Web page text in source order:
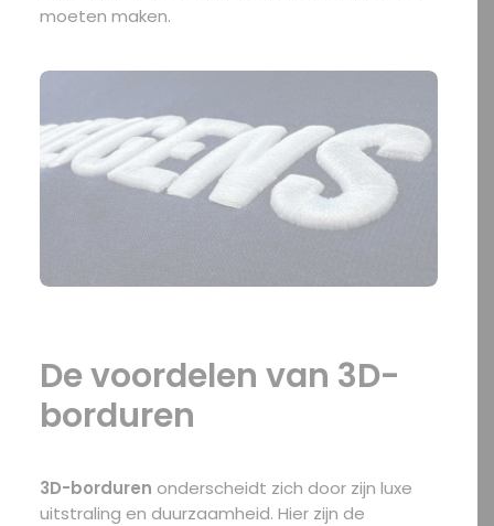
moeten maken.
De voordelen van 3D-
borduren
3D-borduren onderscheidt zich door zijn luxe
uitstraling en duurzaamheid. Hier zijn de